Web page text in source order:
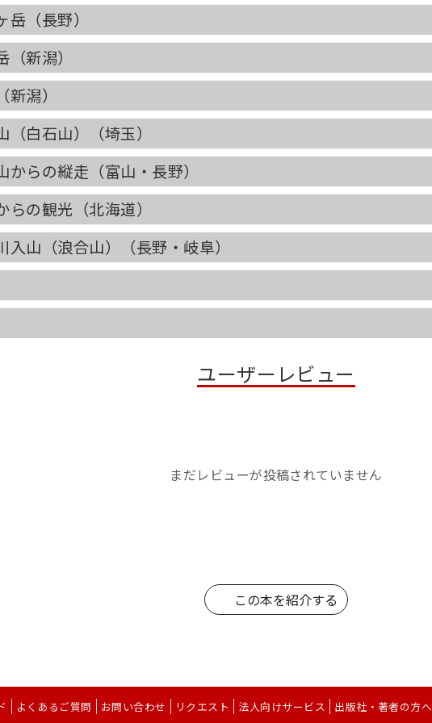
（長野）
新潟）
潟）
白石山）（埼玉）
らの縦走（富山・長野）
の観光（北海道）
山（浪合山）（長野・岐阜）
ユーザーレビュー
まだレビューが投稿されていません
この本を紹介する
よくあるご質問 お問い合わせ リクエスト 法人向けサービス 出版社・著者の方へ